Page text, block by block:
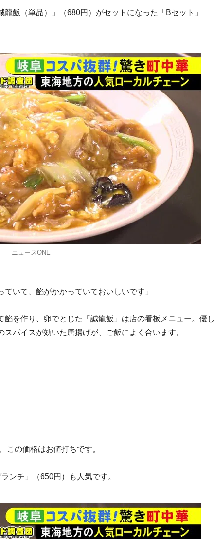
飯（単品）」（680円）がセットになった「Bセット」
ニュースONE
いて、餡がかかっていておいしいです」
を作り、卵でとじた「誠龍飯」は店の看板メニュー。優し
パイスが効いた唐揚げが、ご飯によく合います。
この価格はお値打ちです。
ンチ」（650円）も人気です。